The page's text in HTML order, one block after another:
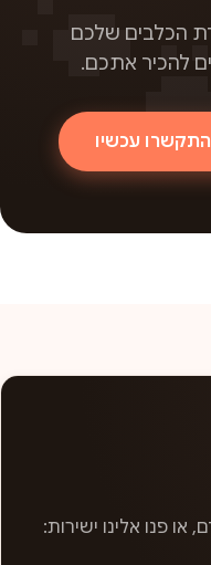
הכלבים שלכם
להכיר אתכם.
עכשיו
או פנו אלינו ישירות: